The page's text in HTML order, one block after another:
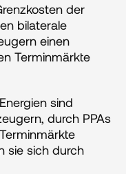
der
bilaterale
einen
Terminmärkte
sind
durch PPAs
sie sich durch